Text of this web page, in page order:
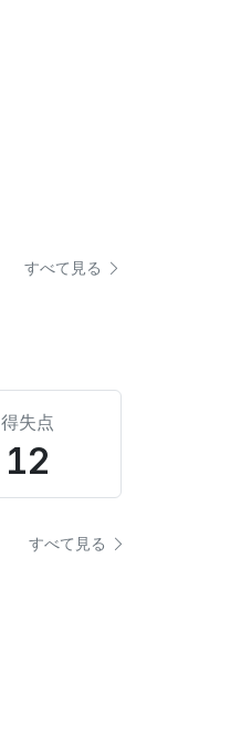
すべて見る
得失点
12
すべて見る